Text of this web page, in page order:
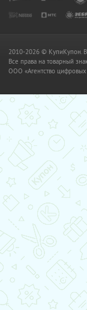
2010-2026 © КупиКупон.
Все права на товарный
OOO «Агентство